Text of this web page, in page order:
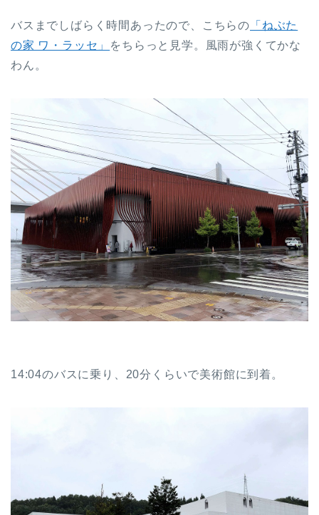
バスまでしばらく時間あったので、こちらの 「ねぶた
の家 ワ・ラッセ」
をちらっと見学。風雨が強くてかな
わん。
14:04のバスに乗り、20分くらいで美術館に到着。